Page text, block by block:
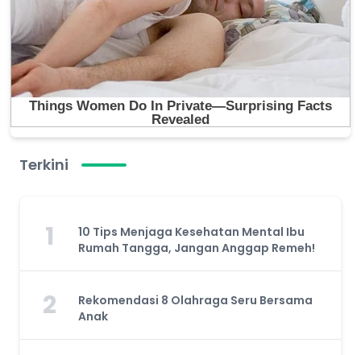
Terkini
1
10 Tips Menjaga Kesehatan Mental Ibu
Rumah Tangga, Jangan Anggap Remeh!
2
Rekomendasi 8 Olahraga Seru Bersama
Anak